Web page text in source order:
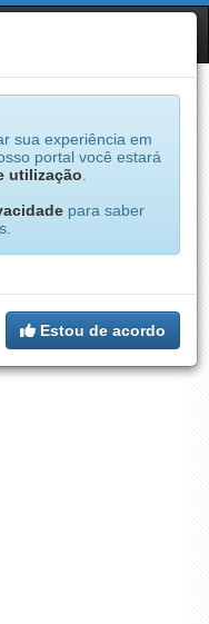
sua experiência em
portal você estará
utilização
para saber
Estou de acordo